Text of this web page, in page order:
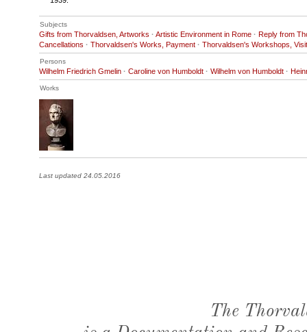
Subjects
Gifts from Thorvaldsen, Artworks · Artistic Environment in Rome · Reply from
Cancellations · Thorvaldsen's Works, Payment · Thorvaldsen's Workshops,
Persons
Wilhelm Friedrich Gmelin · Caroline von Humboldt · Wilhelm von Humboldt ·
Works
Last updated 24.05.2016
The